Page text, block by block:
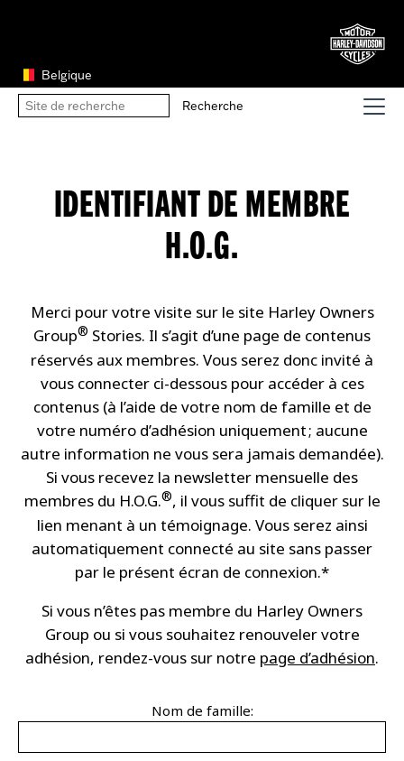
Belgique
IDENTIFIANT DE MEMBRE
H.O.G.
Merci pour votre visite sur le site Harley Owners
Group® Stories. Il s’agit d’une page de contenus
réservés aux membres. Vous serez donc invité à
vous connecter ci-dessous pour accéder à ces
contenus (à l’aide de votre nom de famille et de
votre numéro d’adhésion uniquement ; aucune
autre information ne vous sera jamais demandée).
Si vous recevez la newsletter mensuelle des
membres du H.O.G.®, il vous suffit de cliquer sur le
lien menant à un témoignage. Vous serez ainsi
automatiquement connecté au site sans passer
par le présent écran de connexion.*
Si vous n’êtes pas membre du Harley Owners
Group ou si vous souhaitez renouveler votre
adhésion, rendez-vous sur notre page d’adhésion.
Nom de famille: